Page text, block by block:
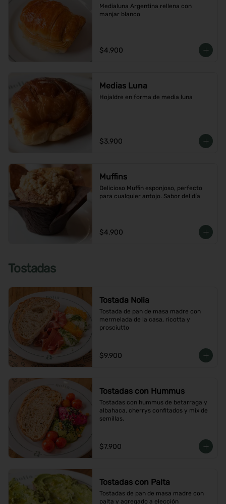
Medialuna Argentina rellena con
manjar blanco
$4.900
Medias Luna
Hojaldre en forma de media luna
$3.900
Muffins
Delicioso Muffin esponjoso, perfecto
para cualquier antojo. Sabor del día
$4.900
Tostadas
Tostada Nolia
Tostada de pan de masa madre con
mermelada de la casa, ricotta y
prosciutto
$9.900
Tostadas con Hummus
Tostadas con hummus de betarraga y
albahaca, cherrys confitados y mix de
semillas.
$7.900
Tostadas con Palta
Tostadas de pan de masa madre con
palta y agregado a elección